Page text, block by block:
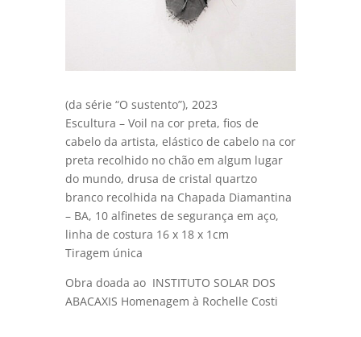
(da série “O sustento”), 2023
Escultura – Voil na cor preta, fios de
cabelo da artista, elástico de cabelo na cor
preta recolhido no chão em algum lugar
do mundo, drusa de cristal quartzo
branco recolhida na Chapada Diamantina
– BA, 10 alfinetes de segurança em aço,
linha de costura 16 x 18 x 1cm
Tiragem única
Obra doada ao INSTITUTO SOLAR DOS
ABACAXIS Homenagem à Rochelle Costi